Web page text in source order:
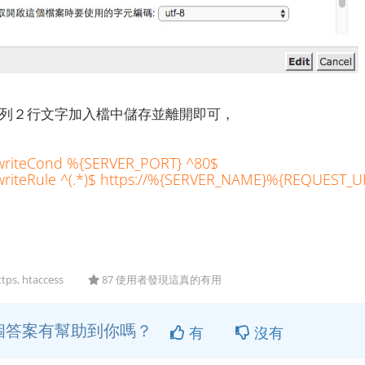
２行文字加入檔中儲存並離開即可，
%{SERVER_PORT} ^80$
^(.*)$ https://
htaccess 87 使用者發現這真的有用
答案有幫助到你嗎？ 有 沒有